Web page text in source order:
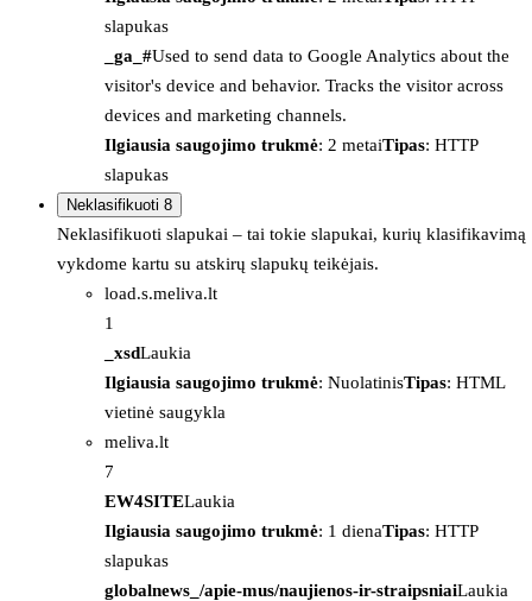
slapukas
_ga_#Used to send data to Google Analytics about the
visitor's device and behavior. Tracks the visitor across
devices and marketing channels.
Ilgiausia saugojimo trukmė: 2 metaiTipas: HTTP
slapukas
Neklasifikuoti 8
Neklasifikuoti slapukai – tai tokie slapukai, kurių klasifikavimą
vykdome kartu su atskirų slapukų teikėjais.
load.s.meliva.lt
1
_xsdLaukia
Ilgiausia saugojimo trukmė: NuolatinisTipas: HTML
vietinė saugykla
meliva.lt
7
EW4SITELaukia
Ilgiausia saugojimo trukmė: 1 dienaTipas: HTTP
slapukas
globalnews_/apie-mus/naujienos-ir-straipsniaiLaukia